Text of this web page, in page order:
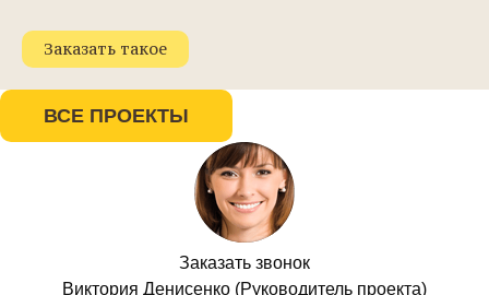
Заказать такое
ВСЕ ПРОЕКТЫ
Заказать звонок
Виктория Денисенко (Руководитель проекта)